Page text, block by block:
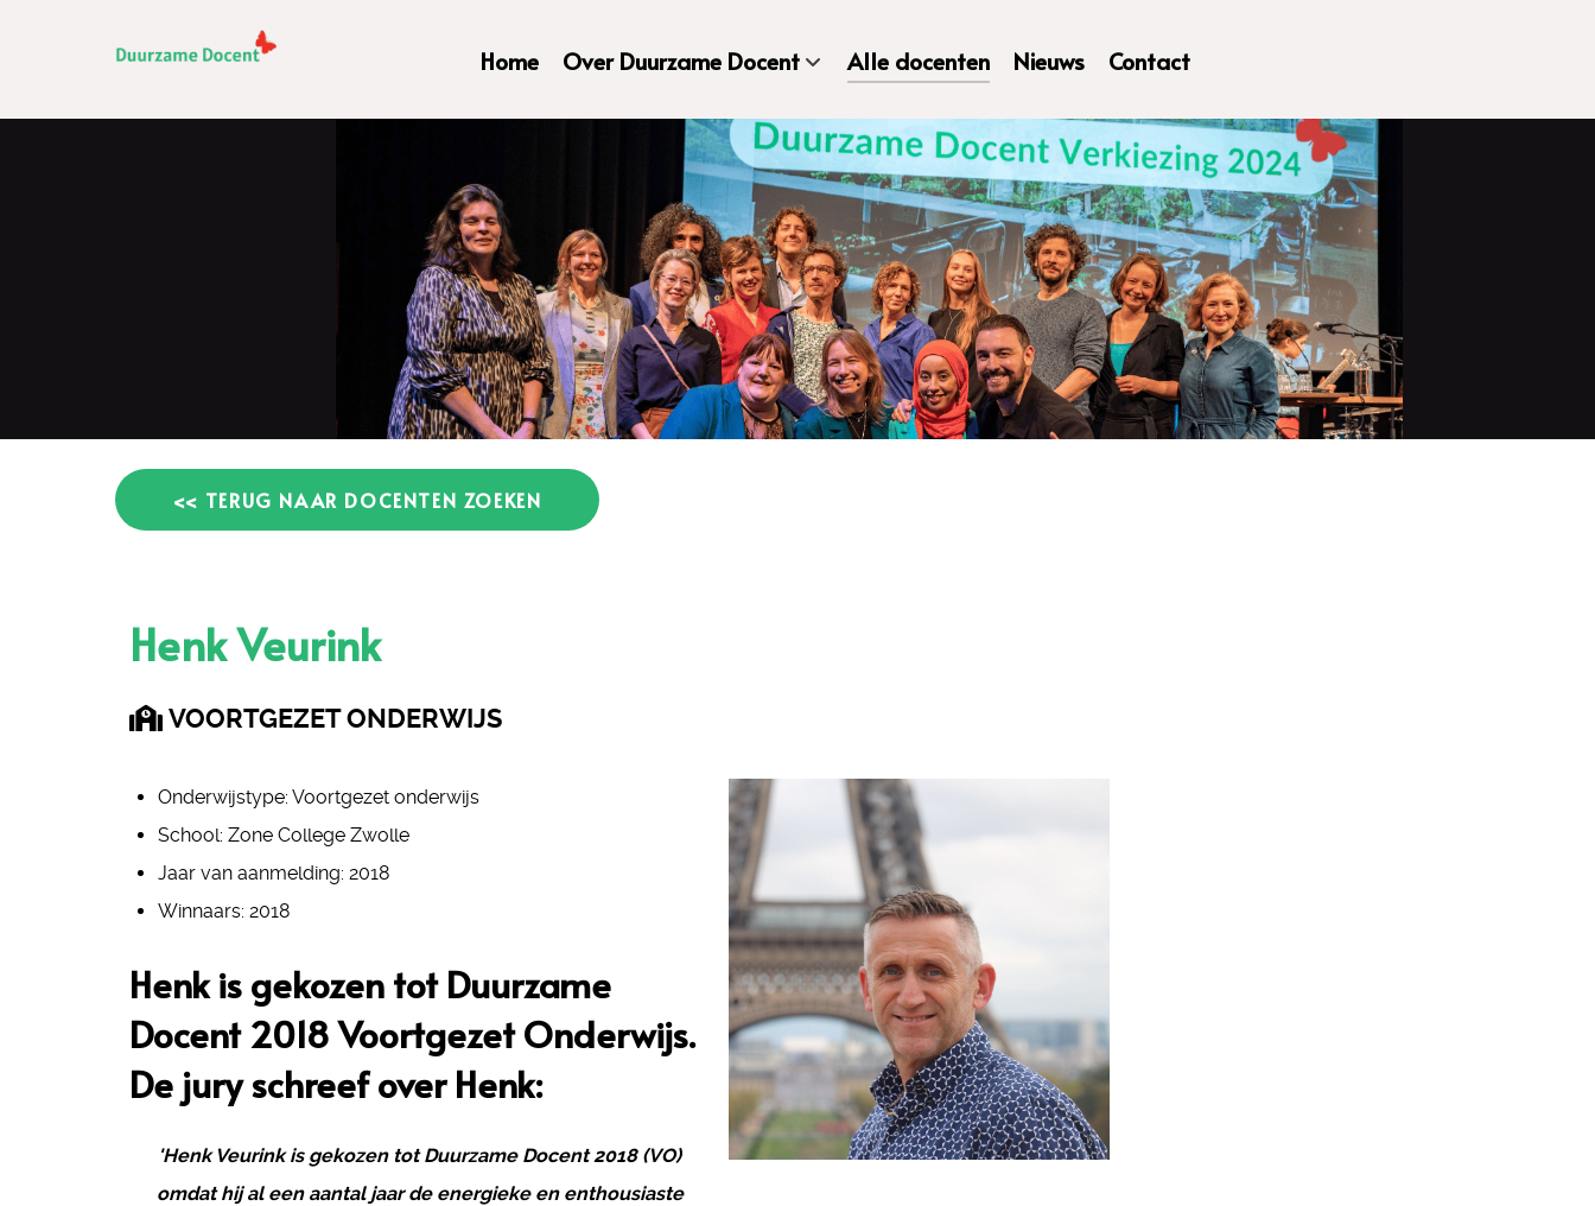
Home Over Duurzame Docent Alle docenten Nieuws Contact
<< TERUG NAAR DOCENTEN ZOEKEN
Henk Veurink
VOORTGEZET ONDERWIJS
Onderwijstype: Voortgezet onderwijs
School: Zone College Zwolle
Jaar van aanmelding: 2018
Winnaars: 2018
Henk is gekozen tot Duurzame
Docent 2018 Voortgezet Onderwijs.
De jury schreef over Henk:
'Henk Veurink is gekozen tot Duurzame Docent 2018 (VO)
omdat hij al een aantal jaar de energieke en enthousiaste